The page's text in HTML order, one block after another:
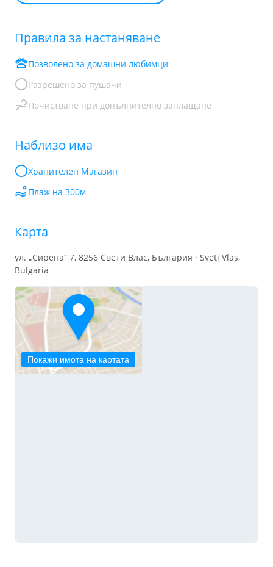
Правила за настаняване
Позволено за домашни любимци
Разрешено за пушачи
Почистване при допълнително заплащане
Наблизо има
Хранителен Mагазин
Плаж на 300м
Карта
ул. „Сирена“ 7, 8256 Свети Влас, България · Sveti Vlas,
Bulgaria
Покажи имота на картата